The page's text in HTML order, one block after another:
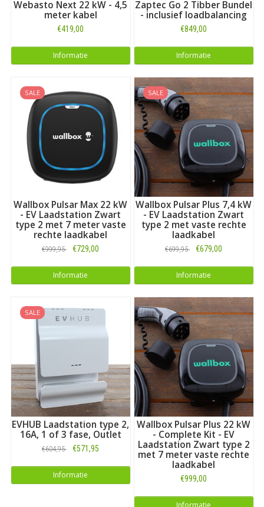
Webasto Next 22 kW - 4,5
meter kabel
€419,00
Informatie
Zaptec Go 2 Tibber Bundel
- inclusief loadbalancing
€849,00
Informatie
SALE
Wallbox Pulsar Max 22 kW
- EV Laadstation Zwart
type 2 met 7 meter vaste
rechte laadkabel
€999,95 €729,00
Informatie
SALE
Wallbox Pulsar Plus 7,4 kW
- EV Laadstation Zwart
type 2 met vaste rechte
laadkabel
€699,95 €679,00
Informatie
SALE
EVHUB Laadstation type 2,
16A, 1 of 3 fase, Outlet
€604,95 €571,95
Informatie
Wallbox Pulsar Plus 22 kW
- Complete Kit - EV
Laadstation Zwart type 2
met 7 meter vaste rechte
laadkabel
€999,00
Informatie